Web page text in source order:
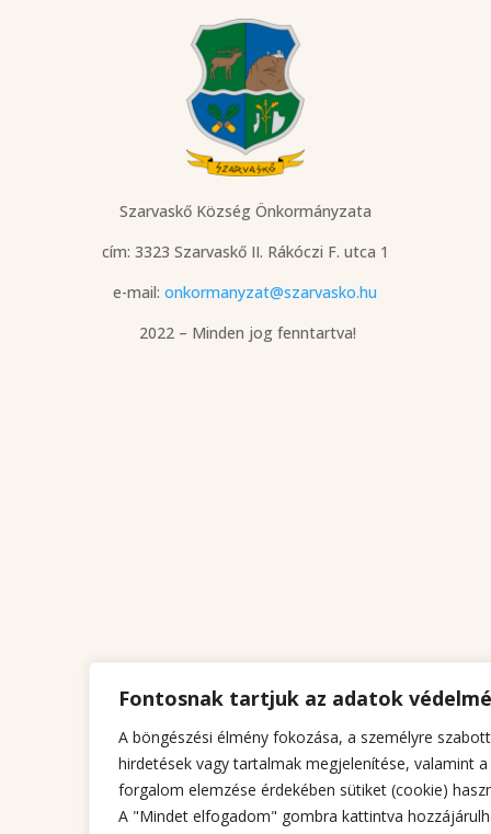
Fontosnak tartjuk az adatok
A böngészési élmény fokozása, a személyre szabott
hirdetések vagy tartalmak megjelenítése, valamint a
forgalom elemzése érdekében sütiket (cookie)
A "Mindet elfogadom" gombra kattintva
Szarvaskő Község Önkormányzata
cím: 3323 Szarvaskő II. Rákóczi F. utca 1
e-mail:onkormanyzat@szarvasko.hu
2022 – Minden jog fenntartva!